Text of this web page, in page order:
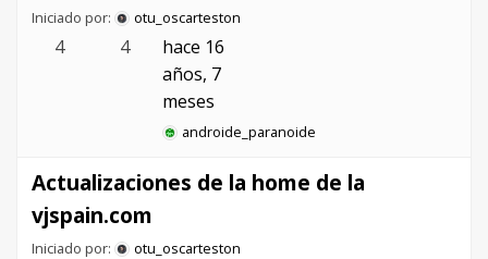
Iniciado por: otu_oscarteston
4 4
hace 16
años, 7
meses
androide_paranoide
Actualizaciones de la home de la
vjspain.com
Iniciado por: otu_oscarteston